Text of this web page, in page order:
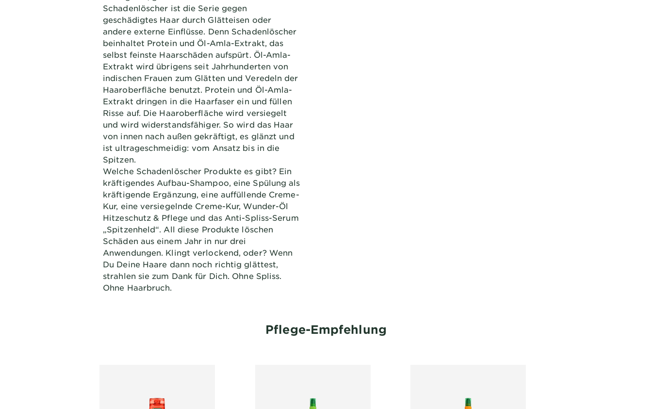
Schadenlöscher ist die Serie gegen
geschädigtes Haar durch Glätteisen oder
andere externe Einflüsse. Denn Schadenlöscher
beinhaltet Protein und Öl-Amla-Extrakt, das
selbst feinste Haarschäden aufspürt. Öl-Amla-
Extrakt wird übrigens seit Jahrhunderten von
indischen Frauen zum Glätten und Veredeln der
Haaroberfläche benutzt. Protein und Öl-Amla-
Extrakt dringen in die Haarfaser ein und füllen
Risse auf. Die Haaroberfläche wird versiegelt
und wird widerstandsfähiger. So wird das Haar
von innen nach außen gekräftigt, es glänzt und
ist ultrageschmeidig: vom Ansatz bis in die
Spitzen.
Welche Schadenlöscher Produkte es gibt? Ein
kräftigendes Aufbau-Shampoo, eine Spülung als
kräftigende Ergänzung, eine auffüllende Creme-
Kur, eine versiegelnde Creme-Kur, Wunder-Öl
Hitzeschutz & Pflege und das Anti-Spliss-Serum
„Spitzenheld“. All diese Produkte löschen
Schäden aus einem Jahr in nur drei
Anwendungen. Klingt verlockend, oder? Wenn
Du Deine Haare dann noch richtig glättest,
strahlen sie zum Dank für Dich. Ohne Spliss.
Ohne Haarbruch.
Pflege-Empfehlung